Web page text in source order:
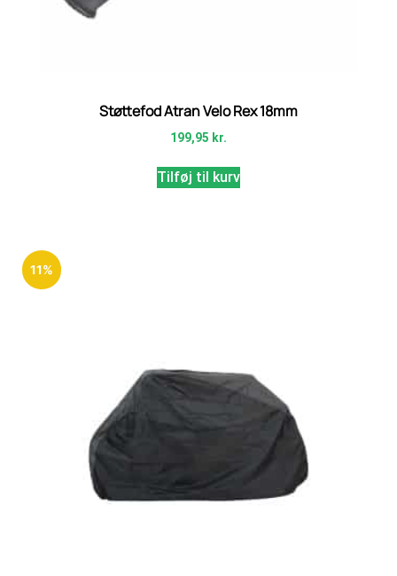
Støttefod Atran Velo Rex 18mm
199,95 kr.
Tilføj til kurv
11%